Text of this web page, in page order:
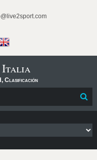
Italia
Clasificación